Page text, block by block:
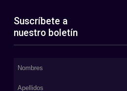
Suscríbete a
nuestro boletín